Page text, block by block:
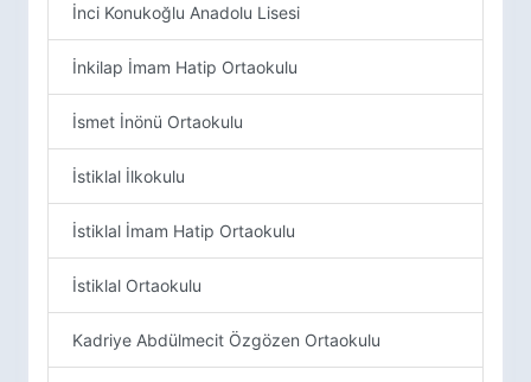
İnci Konukoğlu Anadolu Lisesi
İnkilap İmam Hatip Ortaokulu
İsmet İnönü Ortaokulu
İstiklal İlkokulu
İstiklal İmam Hatip Ortaokulu
İstiklal Ortaokulu
Kadriye Abdülmecit Özgözen Ortaokulu